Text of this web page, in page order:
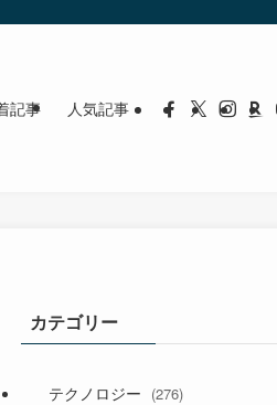
記事 人気記事
カテゴリー
テクノロジー (276)